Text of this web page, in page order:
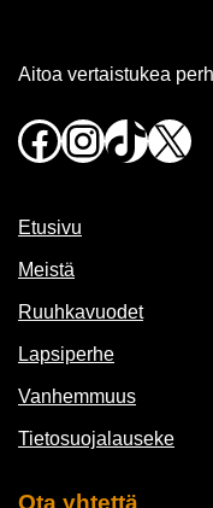
Aitoa vertaistukea
Facebook
Instagram
TikTok
X
Etusivu
Meistä
Ruuhkavuodet
Lapsiperhe
Vanhemmuus
Tietosuojalauseke